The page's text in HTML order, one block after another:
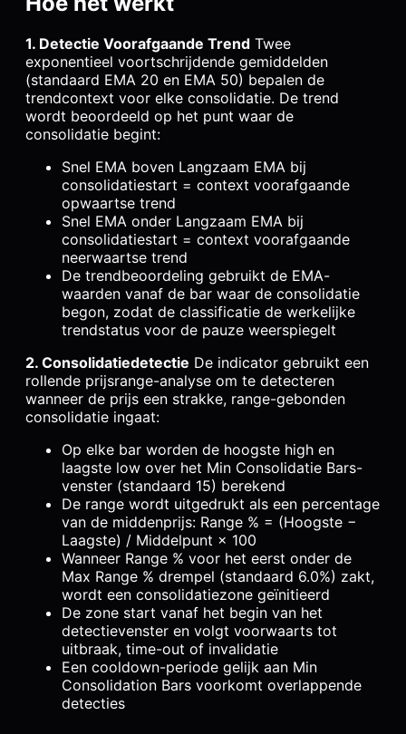
1. Detectie Voorafgaande Trend Twee
exponentieel voortschrijdende gemiddelden
(standaard EMA 20 en EMA 50) bepalen de
trendcontext voor elke consolidatie. De trend
wordt beoordeeld op het punt waar de
consolidatie begint:
Snel EMA boven Langzaam EMA bij
consolidatiestart = context voorafgaande
opwaartse trend
Snel EMA onder Langzaam EMA bij
consolidatiestart = context voorafgaande
neerwaartse trend
De trendbeoordeling gebruikt de EMA-
waarden vanaf de bar waar de consolidatie
begon, zodat de classificatie de werkelijke
trendstatus voor de pauze weerspiegelt
2. Consolidatiedetectie De indicator gebruikt een
rollende prijsrange-analyse om te detecteren
wanneer de prijs een strakke, range-gebonden
consolidatie ingaat:
Op elke bar worden de hoogste high en
laagste low over het Min Consolidatie Bars-
venster (standaard 15) berekend
De range wordt uitgedrukt als een percentage
van de middenprijs: Range % = (Hoogste −
Laagste) / Middelpunt × 100
Wanneer Range % voor het eerst onder de
Max Range % drempel (standaard 6.0%) zakt,
wordt een consolidatiezone geïnitieerd
De zone start vanaf het begin van het
detectievenster en volgt voorwaarts tot
uitbraak, time-out of invalidatie
Een cooldown-periode gelijk aan Min
Consolidation Bars voorkomt overlappende
detecties